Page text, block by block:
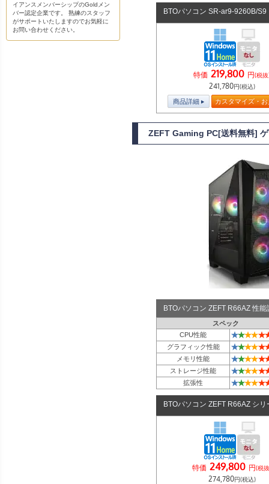
BTOパソコン SR-ar9-9260B/S9
特価 219,800 円(税抜
241,780円(税込)
商品詳細 カスタマイズ・
ZEFT Gaming PC[送料無料]
BTOパソコン ZEFT R66AZ 性
スペック
CPU性能
★★★★★
グラフィック性能 ★★★★★
メモリ性能 ★★★★★
ストレージ性能 ★★★★★
拡張性 ★★★★★
BTOパソコン ZEFT R66AZ シリ
特価 249,800 円(税
274,780円(税込)
イアンスメンバーシップのGoldメン
バー認定企業です。 熟練のスタッフ
がサポートいたしますのでお気軽に
お問い合わせください。